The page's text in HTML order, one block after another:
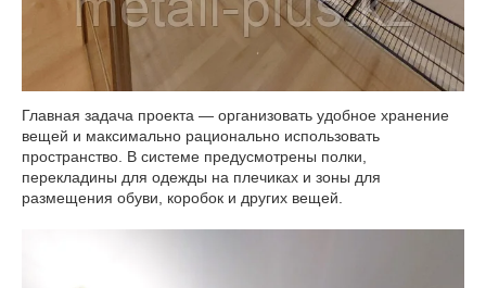
Главная задача проекта — организовать удобное хранение
вещей и максимально рационально использовать
пространство. В системе предусмотрены полки,
перекладины для одежды на плечиках и зоны для
размещения обуви, коробок и других вещей.